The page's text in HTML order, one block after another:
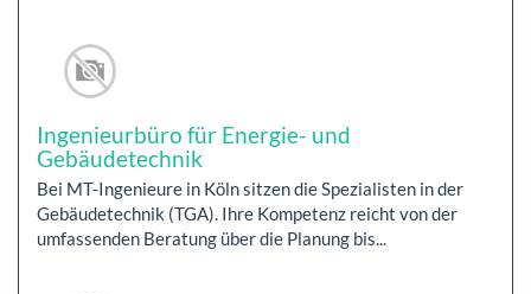
Ingenieurbüro für Energie- und
Gebäudetechnik
Bei MT-Ingenieure in Köln sitzen die Spezialisten in der
Gebäudetechnik (TGA). Ihre Kompetenz reicht von der
umfassenden Beratung über die Planung bis...